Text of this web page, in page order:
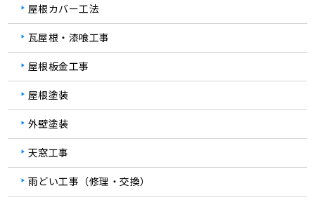
屋根カバー工法
瓦屋根・漆喰工事
屋根板金工事
屋根塗装
外壁塗装
天窓工事
雨どい工事（修理・交換）